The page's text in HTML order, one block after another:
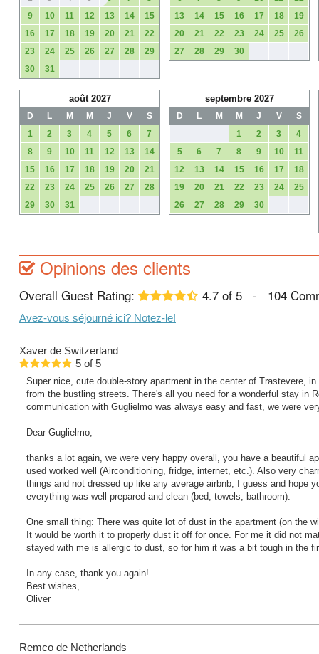
9
10 11 12 13 14
15
16
17 18 19 20 21
22
23
24 25 26 27 28
29
30
31
13
14 15 16 17 18
19
20
21 22 23 24 25
26
27
28 29 30
août 2027
D L M M J V
S
1
2 3 4 5 6
7
8
9 10 11 12 13
14
15
16 17 18 19 20
21
22
23 24 25 26 27
28
29
30 31
septembre 2027
D L M M J V
S
1
2 3
4
5
6 7 8 9 10
11
12
13 14 15 16 17
18
19
20 21 22 23 24
25
26
27 28 29 30
Opinions des clients
Overall Guest Rating: 4.7 of 5 - 104
Avez-vous séjourné ici? Notez-le!
Xaver de Switzerland
5 of5
Super nice, cute double-story apartment in the center of Trastevere,
from the bustling streets. There's all you need for a wonderful stay in
communication with Guglielmo was always easy and fast, we were
Dear Guglielmo,
thanks a lot again, we were very happy overall, you have a beautiful
used worked well (Airconditioning, fridge, internet, etc.). Also very
things and not dressed up like any average airbnb, I guess and hope
everything was well prepared and clean (bed, towels, bathroom).
One small thing: There was quite lot of dust in the apartment (on the
It would be worth it to properly dust it off for once. For me it did not
stayed with me is allergic to dust, so for him it was a bit tough in the
In any case, thank you again!
Best wishes,
Oliver
Remco de Netherlands